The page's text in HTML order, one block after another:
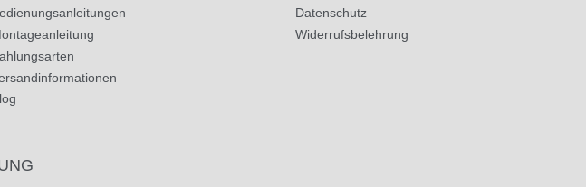
Datenschutz
Widerrufsbelehrung